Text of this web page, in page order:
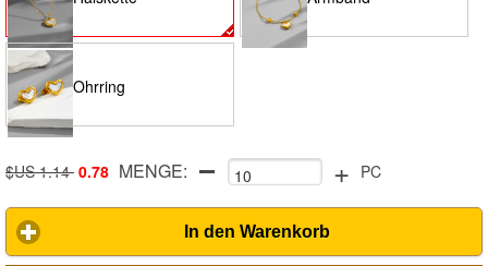
Ohrring
$US 1.14 0.78 MENGE: + PC
In den Warenkorb